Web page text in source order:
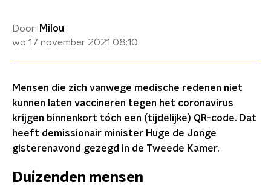
Door: Milou
wo 17 november 2021 08:10
Mensen die zich vanwege medische redenen niet
kunnen laten vaccineren tegen het coronavirus
krijgen binnenkort tóch een (tijdelijke) QR-code. Dat
heeft demissionair minister Huge de Jonge
gisterenavond gezegd in de Tweede Kamer.
Duizenden mensen